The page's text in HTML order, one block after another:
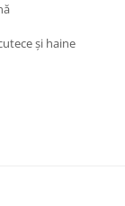
și haine